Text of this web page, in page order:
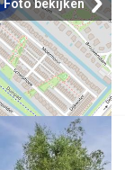
Foto bekijken